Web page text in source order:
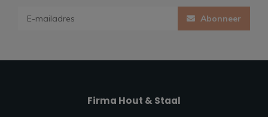
Abonneer
Firma Hout & Staal